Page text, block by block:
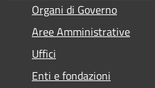
Organi di Governo
Aree Amministrative
Uffici
Enti e fondazioni